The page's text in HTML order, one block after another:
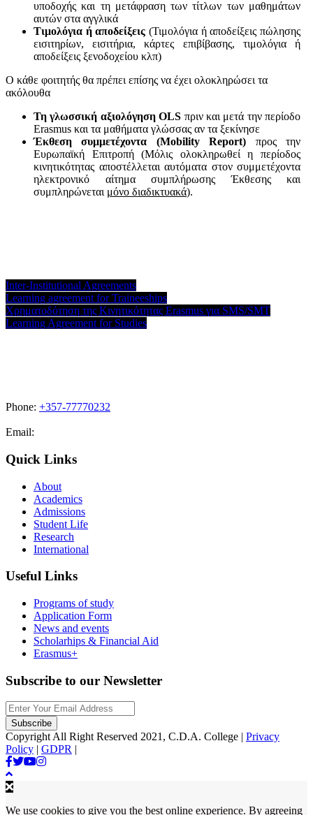
υποδοχής και τη μετάφραση των τίτλων των μαθημάτων
αυτών στα αγγλικά
Τιμολόγια ή αποδείξεις (Τιμολόγια ή αποδείξεις πώλησης
εισιτηρίων, εισιτήρια, κάρτες επιβίβασης, τιμολόγια ή
αποδείξεις ξενοδοχείου κλπ)
Ο κάθε φοιτητής θα πρέπει επίσης να έχει ολοκληρώσει τα
ακόλουθα
Τη γλωσσική αξιολόγηση OLS πριν και μετά την περίοδο
Erasmus και τα μαθήματα γλώσσας αν τα ξεκίνησε
Έκθεση συμμετέχοντα (Mobility Report) προς την
Ευρωπαϊκή Επιτροπή (Μόλις ολοκληρωθεί η περίοδος
κινητικότητας αποστέλλεται αυτόματα στον συμμετέχοντα
ηλεκτρονικό αίτημα συμπλήρωσης Έκθεσης και
συμπληρώνεται μόνο διαδικτυακά).
Inter-Institutional Agreements
Learning agreement for Traineeships
Χρηματοδότηση της Κινητικότητας Erasmus για SMS/SMT
Learning Agreement for Studies
Phone: +357-77770232
Email:
Quick Links
About
Academics
Admissions
Student Life
Research
International
Useful Links
Programs of study
Application Form
News and events
Scholarhips & Financial Aid
Erasmus+
Subscribe to our Newsletter
Copyright All Right Reserved 2021, C.D.A. College | Privacy
Policy
GDPR
We use cookies to give you the best online experience. By agreeing